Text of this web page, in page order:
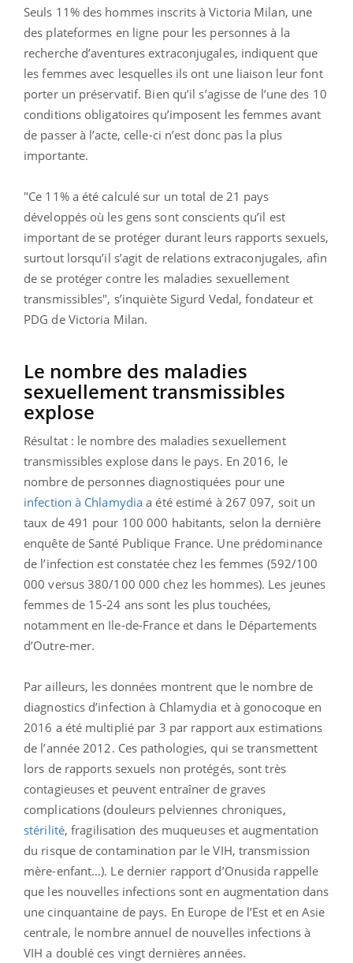
Seuls 11% des hommes inscrits à Victoria Milan, une
des plateformes en ligne pour les personnes à la
recherche d’aventures extraconjugales, indiquent que
les femmes avec lesquelles ils ont une liaison leur font
porter un préservatif. Bien qu’il s’agisse de l’une des 10
conditions obligatoires qu’imposent les femmes avant
de passer à l’acte, celle-ci n’est donc pas la plus
importante.
"Ce 11% a été calculé sur un total de 21 pays
développés où les gens sont conscients qu’il est
important de se protéger durant leurs rapports sexuels,
surtout lorsqu’il s’agit de relations extraconjugales, afin
de se protéger contre les maladies sexuellement
transmissibles", s’inquiète Sigurd Vedal, fondateur et
PDG de Victoria Milan.
Le nombre des maladies
sexuellement transmissibles
explose
Résultat : le nombre des maladies sexuellement
transmissibles explose dans le pays. En 2016, le
nombre de personnes diagnostiquées pour une
infection à Chlamydia a été estimé à 267 097, soit un
taux de 491 pour 100 000 habitants, selon la dernière
enquête de Santé Publique France. Une prédominance
de l’infection est constatée chez les femmes (592/100
000 versus 380/100 000 chez les hommes). Les jeunes
femmes de 15-24 ans sont les plus touchées,
notamment en Ile-de-France et dans le Départements
d’Outre-mer.
Par ailleurs, les données montrent que le nombre de
diagnostics d’infection à Chlamydia et à gonocoque en
2016 a été multiplié par 3 par rapport aux estimations
de l’année 2012. Ces pathologies, qui se transmettent
lors de rapports sexuels non protégés, sont très
contagieuses et peuvent entraîner de graves
complications (douleurs pelviennes chroniques,
stérilité, fragilisation des muqueuses et augmentation
du risque de contamination par le VIH, transmission
mère-enfant…). Le dernier rapport d’Onusida rappelle
que les nouvelles infections sont en augmentation dans
une cinquantaine de pays. En Europe de l’Est et en Asie
centrale, le nombre annuel de nouvelles infections à
VIH a doublé ces vingt dernières années.